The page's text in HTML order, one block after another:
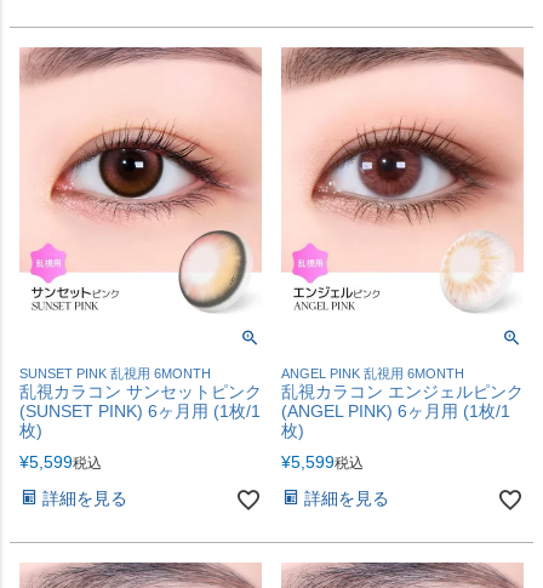
SUNSET PINK 乱視用 6MONTH
乱視カラコン サンセットピンク
(SUNSET PINK) 6ヶ月用 (1枚/1
枚)
¥5,599税込
詳細を見る
ANGEL PINK 乱視用 6MONTH
乱視カラコン エンジェルピンク
(ANGEL PINK) 6ヶ月用 (1枚/1
枚)
¥5,599税込
詳細を見る